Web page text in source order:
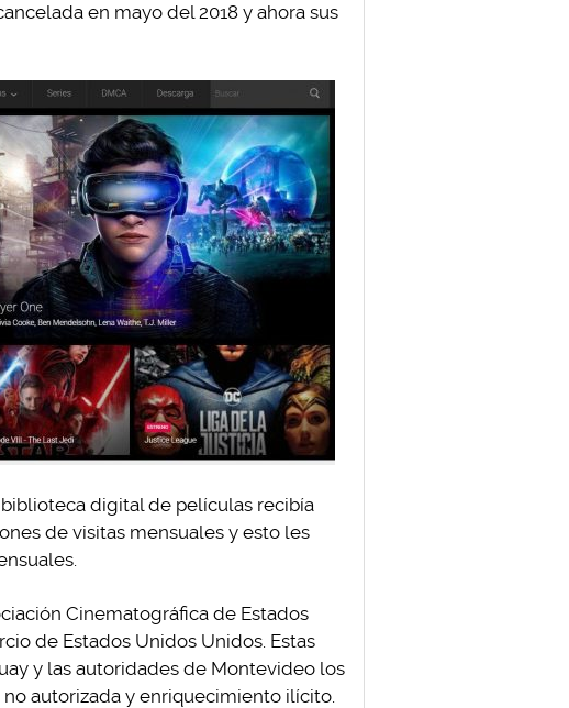
en mayo del 2018 y ahora sus
digital de películas recibía
de visitas mensuales y esto les
Cinematográfica de Estados
de Estados Unidos Unidos. Estas
y las autoridades de Montevideo los
autorizada y enriquecimiento ilícito.